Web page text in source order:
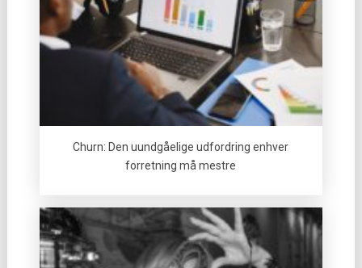
Churn: Den uundgåelige udfordring enhver
forretning må mestre